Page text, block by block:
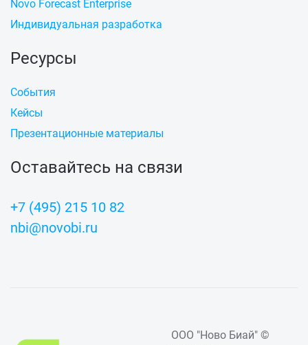
Novo Forecast Enterprise
Индивидуальная разработка
Ресурсы
События
Кейсы
Презентационные материалы
Оставайтесь на связи
+7 (495) 215 10 82
nbi@novobi.ru
ООО "Ново Биай" ©